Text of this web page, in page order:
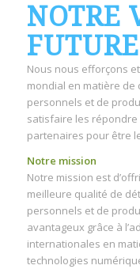
NOTRE
FUTURE
Nous nous efforçons
mondial en matière
personnels et de
satisfaire les
partenaires pour être
Notre mission
Notre mission est
meilleure qualité de
personnels et de
avantageux grâce à
internationales en
technologies